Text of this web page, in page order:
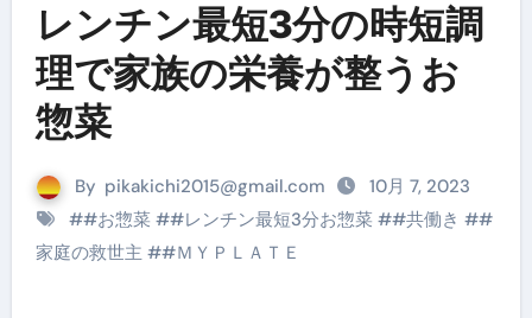
レンチン最短3分の時短調
理で家族の栄養が整うお
惣菜
By pikakichi2015@gmail.com
10月 7, 2023
##お惣菜 ##レンチン最短3分お惣菜 ##共働き ##
家庭の救世主##ＭＹＰＬＡＴＥ